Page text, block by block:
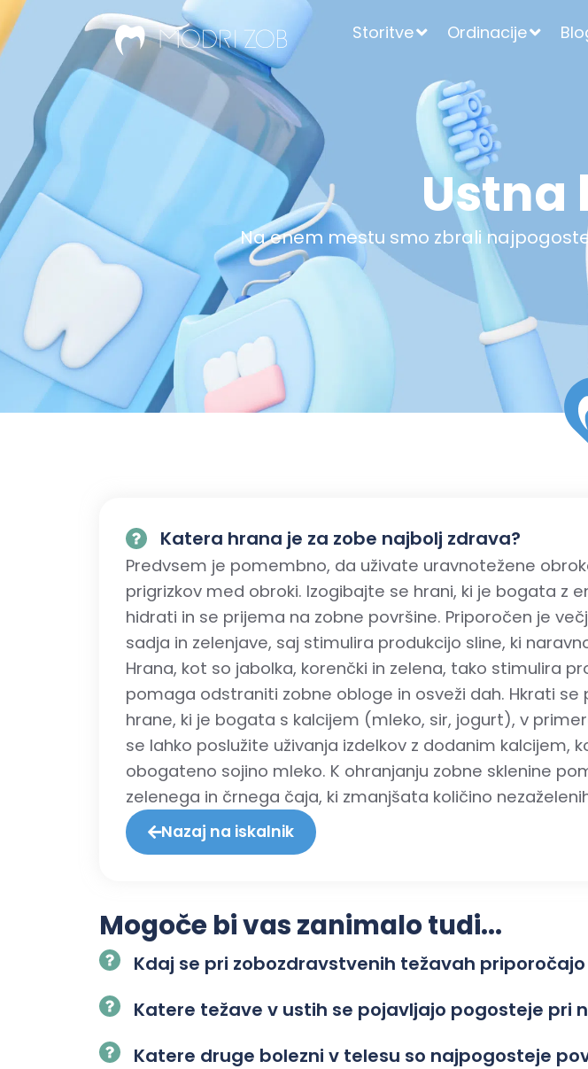
Storitve Ordinacije
Ustna
Na enem mestu smo zbrali
Katera hrana je za zobe najbolj zdrava?
Predvsem je pomembno, da uživate uravnotežene
prigrizkov med obroki. Izogibajte se hrani, ki je bogata z
hidrati in se prijema na zobne površine. Priporočen je
sadja in zelenjave, saj stimulira produkcijo sline, ki
Hrana, kot so jabolka, korenčki in zelena, tako stimulira
pomaga odstraniti zobne obloge in osveži dah. Hkrati se
hrane, ki je bogata s kalcijem (mleko, sir, jogurt), v
se lahko poslužite uživanja izdelkov z dodanim kalcijem,
obogateno sojino mleko. K ohranjanju zobne sklenine
zelenega in črnega čaja, ki zmanjšata količino
Nazaj na iskalnik
Mogoče bi vas zanimalo tudi...
Kdaj se pri zobozdravstvenih težavah
Katere težave v ustih se pojavljajo pogosteje pri
Katere druge bolezni v telesu so najpogosteje